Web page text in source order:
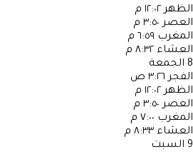
الظهر ١٢:٠٢ م
العصر ٣:٥٠ م
المغرب ٦:٥٩ م
العشاء ٨:٣٢ م
8 الجمعة
الفجر ٣:٢٦ ص
الظهر ١٢:٠٢ م
العصر ٣:٥٠ م
المغرب ٧:٠٠ م
العشاء ٨:٣٣ م
9 السبت